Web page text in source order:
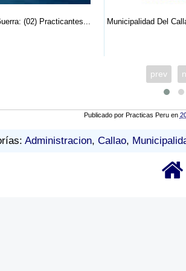
Del Callao Nº 34: (04... Municipalidad Del
prev
Publicado por Practicas Peru en
Administracion, Callao,